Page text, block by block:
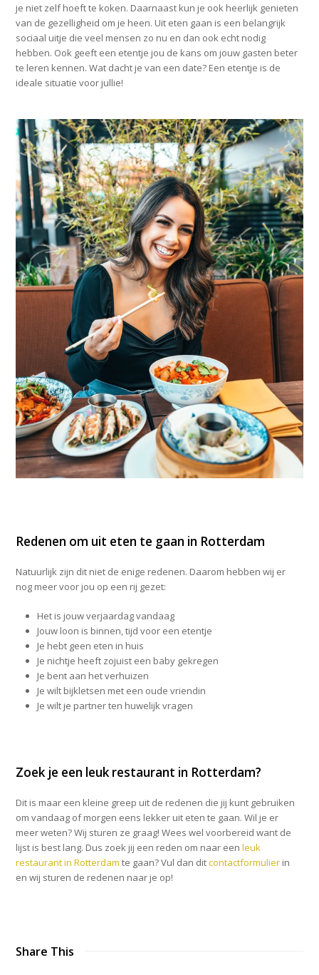
je niet zelf hoeft te koken. Daarnaast kun je ook heerlijk genieten
van de gezelligheid om je heen. Uit eten gaan is een belangrijk
sociaal uitje die veel mensen zo nu en dan ook echt nodig
hebben. Ook geeft een etentje jou de kans om jouw gasten beter
te leren kennen. Wat dacht je van een date? Een etentje is de
ideale situatie voor jullie!
Redenen om uit eten te gaan in Rotterdam
Natuurlijk zijn dit niet de enige redenen. Daarom hebben wij er
nog meer voor jou op een rij gezet:
Het is jouw verjaardag vandaag
Jouw loon is binnen, tijd voor een etentje
Je hebt geen eten in huis
Je nichtje heeft zojuist een baby gekregen
Je bent aan het verhuizen
Je wilt bijkletsen met een oude vriendin
Je wilt je partner ten huwelijk vragen
Zoek je een leuk restaurant in Rotterdam?
Dit is maar een kleine greep uit de redenen die jij kunt gebruiken
om vandaag of morgen eens lekker uit eten te gaan. Wil je er
meer weten? Wij sturen ze graag! Wees wel voorbereid want de
lijst is best lang. Dus zoek jij een reden om naar eenleuk
restaurant in Rotterdam te gaan? Vul dan ditcontactformulier in
en wij sturen de redenen naar je op!
Share This